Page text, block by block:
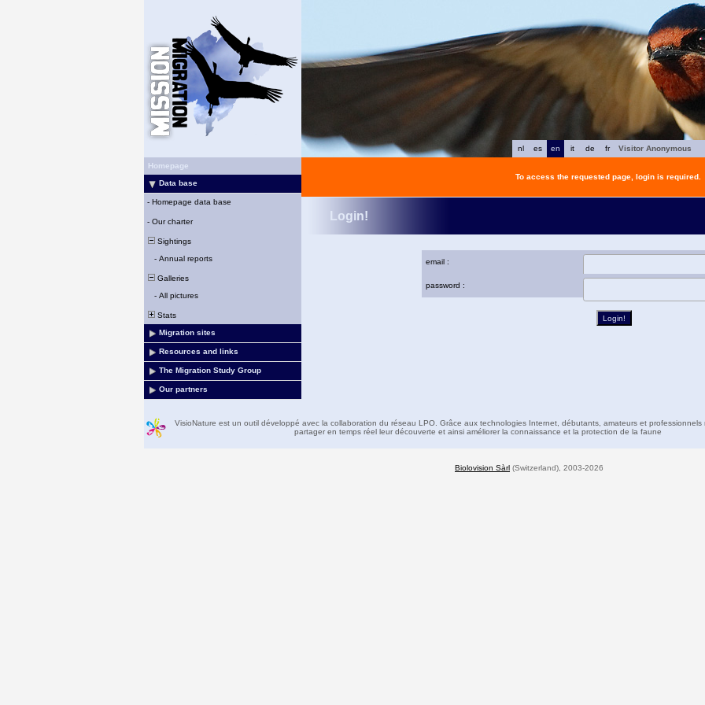
fr
de
it
en
es
nl
Visitor Anonymous
Homepage
Data base
- Homepage data base
- Our charter
Sightings
- Annual reports
Galleries
- All pictures
Stats
Migration sites
Resources and links
The Migration Study Group
Our partners
To access the requested page, login is required.
Login!
email :
password :
VisioNature est un outil développé avec la collaboration du réseau LPO. Grâce aux technologies Internet, débutants, amateurs et professionnels
partager en temps réel leur découverte et ainsi améliorer la connaissance et la protection de la faune
Biolovision Sàrl (Switzerland), 2003-2026